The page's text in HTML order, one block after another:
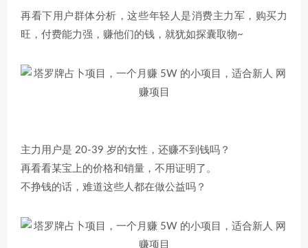
再看下用户群体分析，这些年轻人是消费主力军，购买力
旺，付费能力强，赚他们的钱，就犹如探囊取物~
主力用户是 20-39 岁的女性，还赚不到钱吗？
再看看某宝上的价格和销量，不用证明了。
不挣钱的话，难道这些人都在做公益吗？